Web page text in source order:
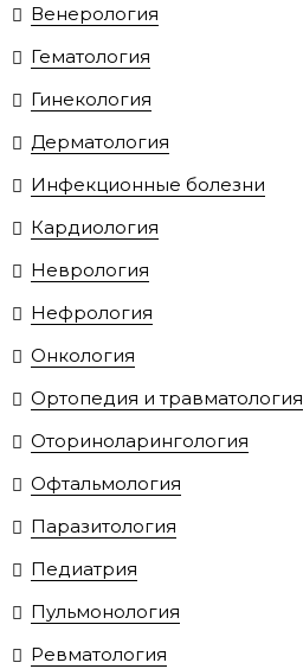
Венерология
Гематология
Гинекология
Дерматология
Инфекционные болезни
Кардиология
Неврология
Нефрология
Онкология
Ортопедия и травматология
Оториноларингология
Офтальмология
Паразитология
Педиатрия
Пульмонология
Ревматология